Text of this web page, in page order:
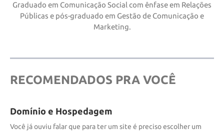
Graduado em Comunicação Social com ênfase em Relações
Públicas e pós-graduado em Gestão de Comunicação e
Marketing.
RECOMENDADOS PRA VOCÊ
Domínio e Hospedagem
Você já ouviu falar que para ter um site é preciso escolher um